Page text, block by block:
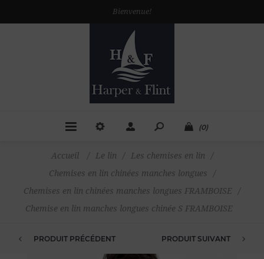
Bienvenue!
(0)
Accueil / Le lin / Les chemises en lin
/
Chemises en lin chinées manches longues
/
Chemises en lin chinées manches longues FRAMBOISE
/
Chemise en lin manches longues chinée S FRAMBOISE
PRODUIT PRÉCÉDENT PRODUIT SUIVANT